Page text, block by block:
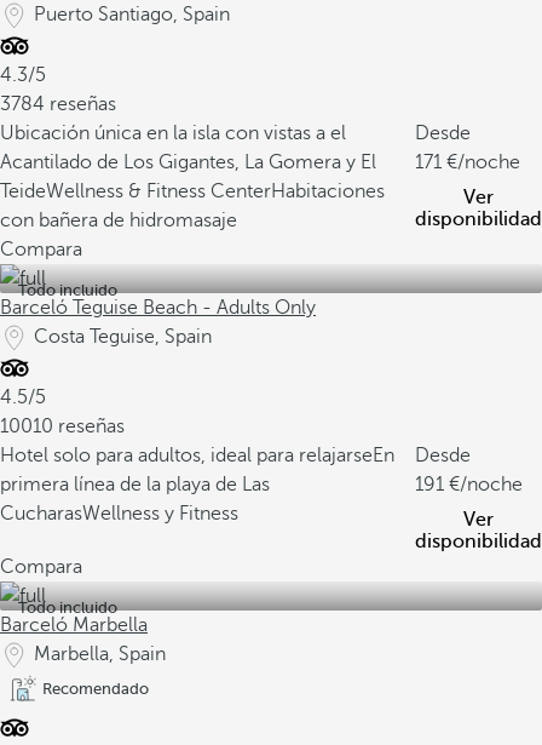
Puerto Santiago, Spain
4.3/5
3784 reseñas
Ubicación única en la isla con vistas a el
Acantilado de Los Gigantes, La Gomera y El
TeideWellness & Fitness CenterHabitaciones
con bañera de hidromasaje
Desde
171
/noche
Ver
disponibilidad
Compara
Todo incluido
Barceló Teguise Beach - Adults Only
Costa Teguise, Spain
4.5/5
10010 reseñas
Hotel solo para adultos, ideal para relajarseEn
primera línea de la playa de Las
CucharasWellness y Fitness
Desde
191
/noche
Ver
disponibilidad
Compara
Todo incluido
Barceló Marbella
Marbella, Spain
Recomendado